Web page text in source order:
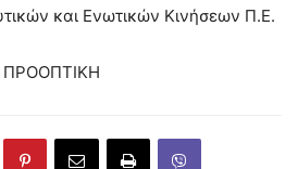
και Ενωτικών Κινήσεων Π.Ε.